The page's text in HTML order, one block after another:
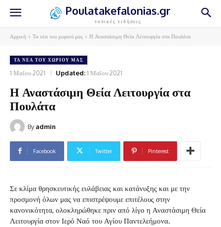
Poulatakefalonias.gr
τοπικές ειδήσεις
Αρχική Τα νέα του χωριού μας Η Αναστάσιμη Θεία Λειτουργία στα Πουλάτα
ΤΑ ΝΈΑ ΤΟΥ ΧΩΡΙΟΎ ΜΑΣ
1 Μαΐου 2021 Updated:1 Μαΐου 2021
Η Αναστάσιμη Θεία Λειτουργία στα
Πουλάτα
By admin
Facebook Twitter Pinterest
Σε κλίμα θρησκευτικής ευλάβειας και κατάνυξης και με την
προσμονή όλων μας να επιστρέψουμε επιτέλους στην
κανονικότητα, ολοκληρώθηκε πριν από λίγο η Αναστάσιμη Θεία
Λειτουργία στον Ιερό Ναό του Αγίου Παντελεήμονα.